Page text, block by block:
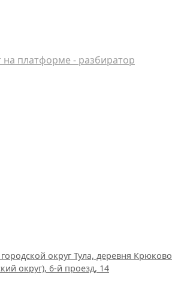
на платформе - разбиратор
округ Тула, деревня Крюково
округ), 6-й проезд, 14